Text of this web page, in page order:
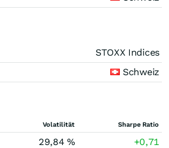
STOXX Indices
Schweiz
Volatilität Sharpe Ratio
29,84 %
+0,71